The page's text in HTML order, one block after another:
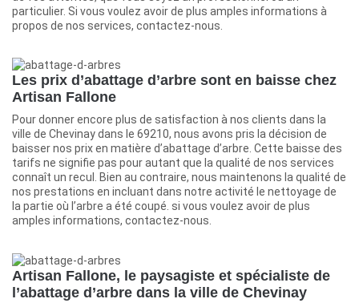
particulier. Si vous voulez avoir de plus amples informations à
propos de nos services, contactez-nous.
Les prix d’abattage d’arbre sont en baisse chez
Artisan Fallone
Pour donner encore plus de satisfaction à nos clients dans la
ville de Chevinay dans le 69210, nous avons pris la décision de
baisser nos prix en matière d’abattage d’arbre. Cette baisse des
tarifs ne signifie pas pour autant que la qualité de nos services
connaît un recul. Bien au contraire, nous maintenons la qualité de
nos prestations en incluant dans notre activité le nettoyage de
la partie où l’arbre a été coupé. si vous voulez avoir de plus
amples informations, contactez-nous.
Artisan Fallone, le paysagiste et spécialiste de
l’abattage d’arbre dans la ville de Chevinay